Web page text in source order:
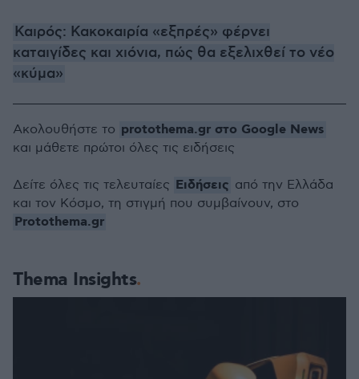
Καιρός: Κακοκαιρία «εξπρές» φέρνει
καταιγίδες και χιόνια, πώς θα εξελιχθεί το νέο
«κύμα»
Thema Insights
Ακολουθήστε το protothema.gr στο Google News
και μάθετε πρώτοι όλες τις ειδήσεις
Δείτε όλες τις τελευταίες Ειδήσεις από την Ελλάδα
και τον Κόσμο, τη στιγμή που συμβαίνουν, στο
Protothema.gr